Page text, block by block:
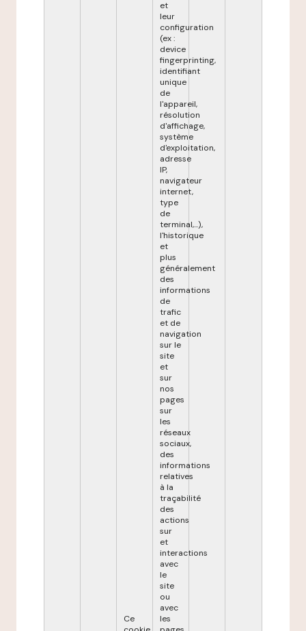
Ce
et
leur
configuration
(ex :
device
fingerprinting,
identifiant
unique
de
l'appareil,
résolution
d'affichage,
système
d'exploitation,
adresse
IP,
navigateur
internet,
type
de
terminal,...),
l'historique
et
plus
généralement
des
informations
de
trafic
et de
navigation
sur le
site
et
sur
nos
pages
sur
les
réseaux
sociaux,
des
informations
relatives
à la
traçabilité
des
actions
sur
et
interactions
avec
le
site
ou
avec
les